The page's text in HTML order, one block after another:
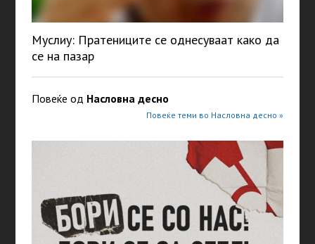
Муслиу: Пратениците се однесуваат како да
се на пазар
Повеќе од Насловна десно
Повеќе теми во Насловна десно »